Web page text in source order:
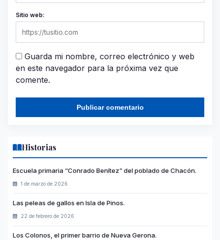
Sitio web:
Guarda mi nombre, correo electrónico y web
en este navegador para la próxima vez que
comente.
Historias
Escuela primaria “Conrado Benítez” del poblado de Chacón.
1 de marzo de 2026
Las peleas de gallos en Isla de Pinos.
22 de febrero de 2026
Los Colonos, el primer barrio de Nueva Gerona.